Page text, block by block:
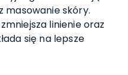
masowanie skóry.
linienie oraz
się na lepsze